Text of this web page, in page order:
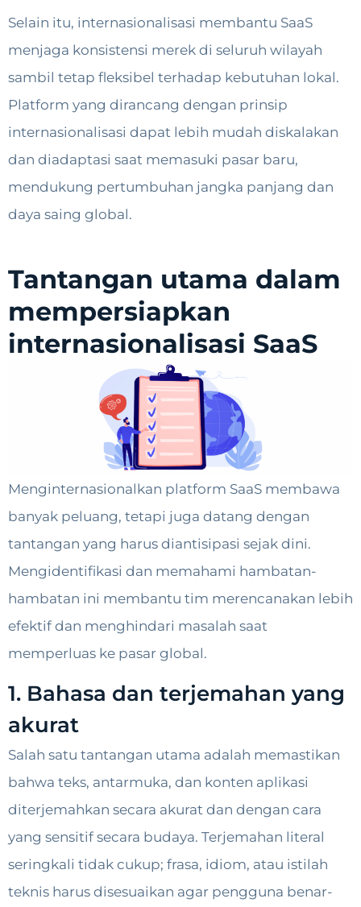
Selain itu, internasionalisasi membantu SaaS
menjaga konsistensi merek di seluruh wilayah
sambil tetap fleksibel terhadap kebutuhan lokal.
Platform yang dirancang dengan prinsip
internasionalisasi dapat lebih mudah diskalakan
dan diadaptasi saat memasuki pasar baru,
mendukung pertumbuhan jangka panjang dan
daya saing global.
Tantangan utama dalam
mempersiapkan
internasionalisasi SaaS
Menginternasionalkan platform SaaS membawa
banyak peluang, tetapi juga datang dengan
tantangan yang harus diantisipasi sejak dini.
Mengidentifikasi dan memahami hambatan-
hambatan ini membantu tim merencanakan lebih
efektif dan menghindari masalah saat
memperluas ke pasar global.
1. Bahasa dan terjemahan yang
akurat
Salah satu tantangan utama adalah memastikan
bahwa teks, antarmuka, dan konten aplikasi
diterjemahkan secara akurat dan dengan cara
yang sensitif secara budaya. Terjemahan literal
seringkali tidak cukup; frasa, idiom, atau istilah
teknis harus disesuaikan agar pengguna benar-